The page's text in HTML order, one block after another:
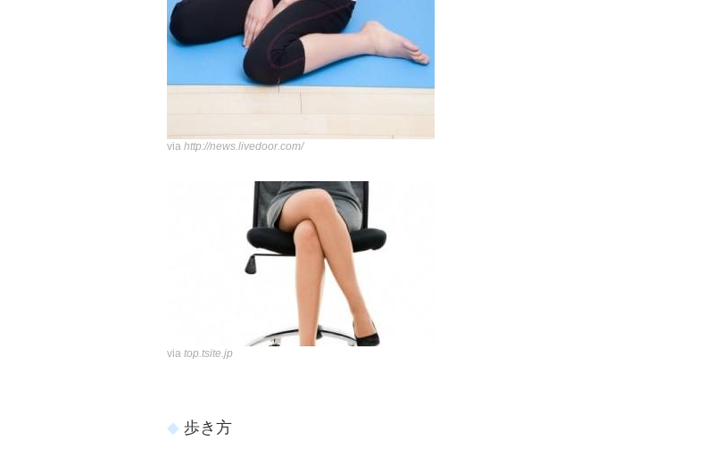
via http://news.livedoor.com/
via top.tsite.jp
歩き方